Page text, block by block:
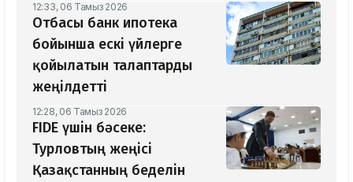
12:33, 06 Тамыз 2026
Отбасы банк ипотека
бойынша ескі үйлерге
қойылатын талаптарды
жеңілдетті
12:28, 06 Тамыз 2026
​FIDE үшін бәсеке:
Турловтың жеңісі
Қазақстанның беделін